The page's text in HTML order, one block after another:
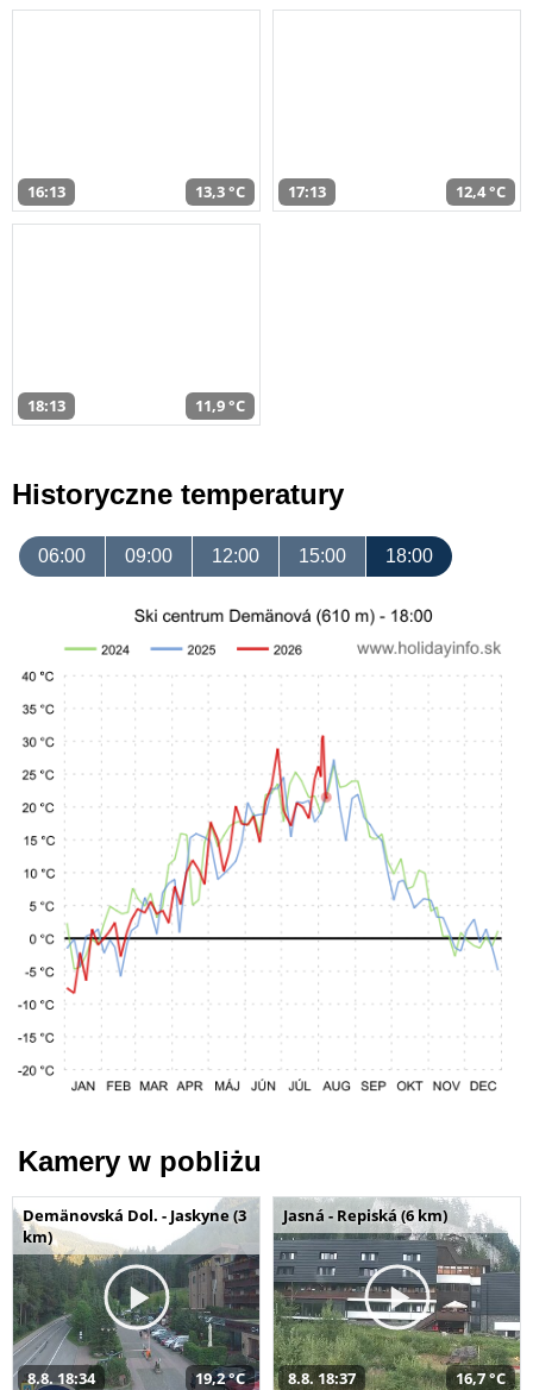
16:13 13,3 °C 17:13 12,4 °C
18:13 11,9 °C
Historyczne temperatury
06:00 09:00 12:00 15:00 18:00
Kamery w pobliżu
Demänovská Dol. - Jaskyne (3
km)
8.8. 18:34 19,2 °C
Jasná - Repiská (6 km)
8.8. 18:37 16,7 °C